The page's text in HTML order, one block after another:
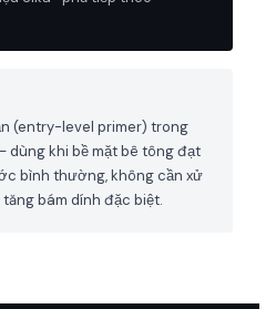
(entry-level primer) trong
dùng khi bề mặt bê tông đạt
bình thường, không cần xử
bám dính đặc biệt.